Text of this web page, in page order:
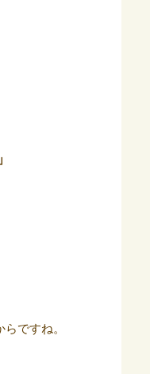
ですね。